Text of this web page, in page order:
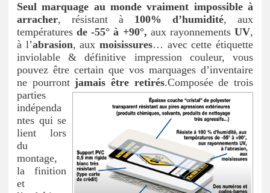
Seul marquage au monde vraiment impossible à
arracher, résistant à 100% d’humidité, aux
températuresde -55° à +90°, aux rayonnementsUV,
à l’abrasion, auxmoisissures… avec cette étiquette
inviolable & définitive impression couleur, vous
pouvez être certain que vos marquages d’inventaire
ne pourrontjamais être retirés.Composée de trois
parties
indépenda
ntes qui se
lient lors
du
montage,
la finition
et